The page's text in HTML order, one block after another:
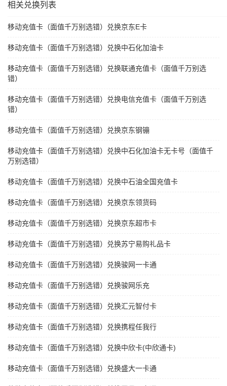
相关兑换列表
移动充值卡（面值千万别选错）兑换京东E卡
移动充值卡（面值千万别选错）兑换中石化加油卡
移动充值卡（面值千万别选错）兑换联通充值卡（面值千万别选
错）
移动充值卡（面值千万别选错）兑换电信充值卡（面值千万别选
错）
移动充值卡（面值千万别选错）兑换京东钢镚
移动充值卡（面值千万别选错）兑换中石化加油卡无卡号（面值千
万别选错）
移动充值卡（面值千万别选错）兑换中石油全国充值卡
移动充值卡（面值千万别选错）兑换京东领货码
移动充值卡（面值千万别选错）兑换京东超市卡
移动充值卡（面值千万别选错）兑换苏宁易购礼品卡
移动充值卡（面值千万别选错）兑换骏网一卡通
移动充值卡（面值千万别选错）兑换骏网乐充
移动充值卡（面值千万别选错）兑换汇元智付卡
移动充值卡（面值千万别选错）兑换携程任我行
移动充值卡（面值千万别选错）兑换中欣卡(中欣通卡)
移动充值卡（面值千万别选错）兑换盛大一卡通